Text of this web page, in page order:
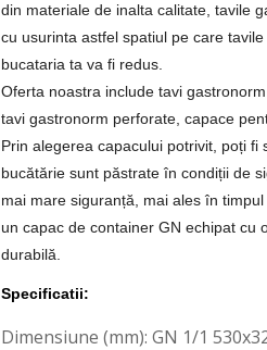
din materiale de inalta calitate, tavile
cu usurinta astfel spatiul pe care
bucataria ta va fi redus.
Oferta noastra include tavi
tavi gastronorm perforate, capace
Prin alegerea capacului potrivit, poți fi
bucătărie sunt păstrate în condiții de
mai mare siguranță, mai ales în
un capac de container GN echipat cu
durabilă.
Specificatii:
Dimensiune (mm): GN 1/1